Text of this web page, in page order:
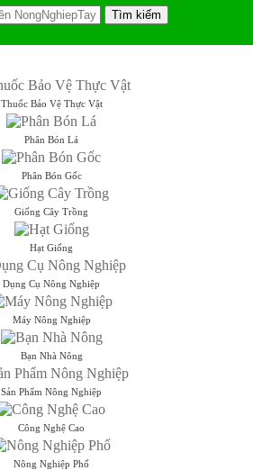
Thuốc Bảo Vệ Thực Vật
Phân Bón Lá
Phân Bón Gốc
Giống Cây Trồng
Hạt Giống
Dụng Cụ Nông Nghiệp
Máy Nông Nghiệp
Bạn Nhà Nông
Sản Phẩm Nông Nghiệp
Công Nghệ Cao
Nông Nghiệp Phố